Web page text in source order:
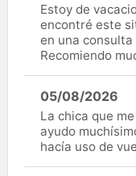
Estoy de
encontré este
en una
Recomiendo
05/08/2026
La chica que
ayudo
hacía uso de